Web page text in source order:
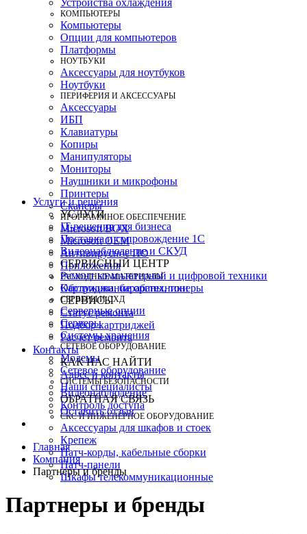
Устройства охлаждения
КОМПЬЮТЕРЫ
Компьютеры
Опции для компьютеров
Платформы
НОУТБУКИ
Аксессуары для ноутбуков
Ноутбуки
ПЕРИФЕРИЯ И АКСЕССУАРЫ
Аксессуары
ИБП
Клавиатуры
Копиры
Манипуляторы
Мониторы
Наушники и микрофоны
Принтеры
Сканеры
ПРОГРАММНОЕ ОБЕСПЕЧЕНИЕ
Microsoft BOX
Microsoft OEM
Антивирусное ПО
Приложения
РАСХОДНЫЕ МАТЕРИАЛЫ
Картриджи, барабаны, тонеры
СЕРВЕРЫ И СХД
Серверные опции
Серверы
Системы хранения
СЕТЕВОЕ ОБОРУДОВАНИЕ
Модемы
Сетевое оборудование
СИСТЕМЫ БЕЗОПАСНОСТИ
Видеонаблюдение
Контроль доступа
СКС И ИНЖЕНЕРНОЕ ОБОРУДОВАНИЕ
Аксессуары для шкафов и стоек
Крепеж
Патч-корды, кабельные сборки
Патч-панели
Шкафы телекоммуникационные
Услуги и решения
УСЛУГИ
IT-решения для бизнеса
Поставка и сопровождение 1C
Видеонаблюдение и СКУД
СЕРВИСНЫЙ ЦЕНТР
Ремонт компьютерной и цифровой техники
Обслуживание оргтехники
СЕРВИСЫ
Статус ремонта
Подбор картриджей
Расчет ремонта
Контакты
КАК НАС НАЙТИ
Адрес и контакты
Наши специалисты
ОБРАТНАЯ СВЯЗЬ
Оставить отзыв
Главная
Компания
Партнеры и бренды
Партнеры и бренды